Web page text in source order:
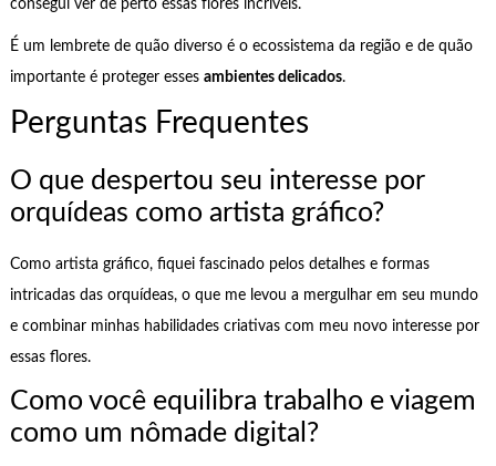
consegui ver de perto essas flores incríveis.
É um lembrete de quão diverso é o ecossistema da região e de quão
importante é proteger esses ambientes delicados.
Perguntas Frequentes
O que despertou seu interesse por
orquídeas como artista gráfico?
Como artista gráfico, fiquei fascinado pelos detalhes e formas
intricadas das orquídeas, o que me levou a mergulhar em seu mundo
e combinar minhas habilidades criativas com meu novo interesse por
essas flores.
Como você equilibra trabalho e viagem
como um nômade digital?